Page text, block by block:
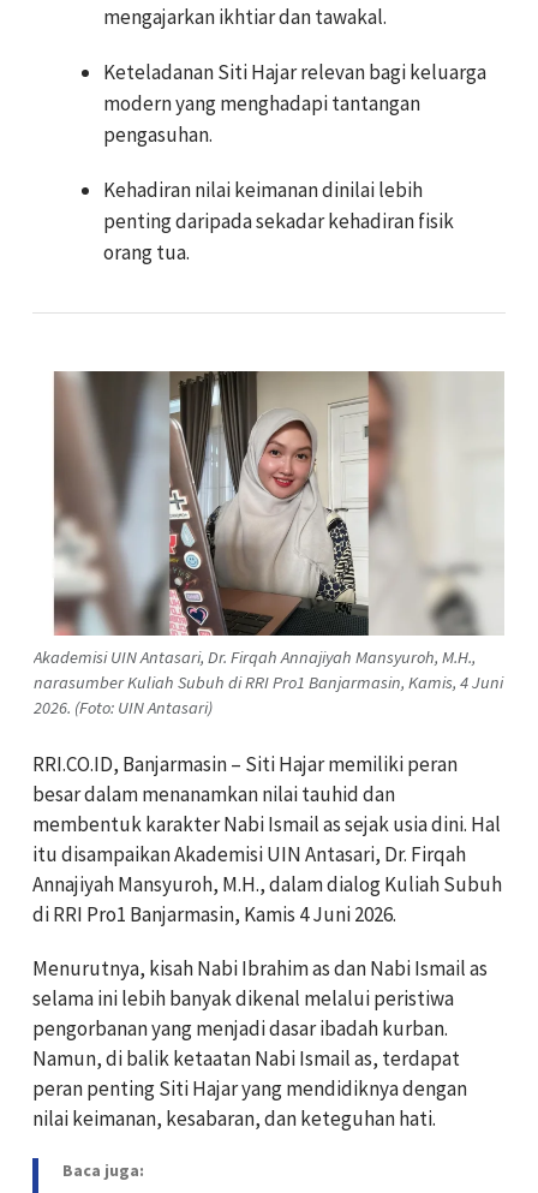
mengajarkan ikhtiar dan tawakal.
Keteladanan Siti Hajar relevan bagi keluarga
modern yang menghadapi tantangan
pengasuhan.
Kehadiran nilai keimanan dinilai lebih
penting daripada sekadar kehadiran fisik
orang tua.
Akademisi UIN Antasari, Dr. Firqah Annajiyah Mansyuroh, M.H.,
narasumber Kuliah Subuh di RRI Pro1 Banjarmasin, Kamis, 4 Juni
2026. (Foto: UIN Antasari)
RRI.CO.ID, Banjarmasin – Siti Hajar memiliki peran
besar dalam menanamkan nilai tauhid dan
membentuk karakter Nabi Ismail as sejak usia dini. Hal
itu disampaikan Akademisi UIN Antasari, Dr. Firqah
Annajiyah Mansyuroh, M.H., dalam dialog Kuliah Subuh
di RRI Pro1 Banjarmasin, Kamis 4 Juni 2026.
Menurutnya, kisah Nabi Ibrahim as dan Nabi Ismail as
selama ini lebih banyak dikenal melalui peristiwa
pengorbanan yang menjadi dasar ibadah kurban.
Namun, di balik ketaatan Nabi Ismail as, terdapat
peran penting Siti Hajar yang mendidiknya dengan
nilai keimanan, kesabaran, dan keteguhan hati.
Baca juga: